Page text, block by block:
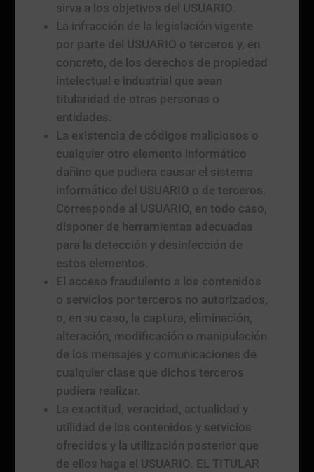
sirva a los objetivos del USUARIO.
La infracción de la legislación vigente
por parte del USUARIO o terceros y, en
concreto, de los derechos de propiedad
intelectual e industrial que sean
titularidad de otras personas o
entidades.
La existencia de códigos maliciosos o
cualquier otro elemento informático
dañino que pudiera causar el sistema
informático del USUARIO o de terceros.
Corresponde al USUARIO, en todo caso,
disponer de herramientas adecuadas
para la detección y desinfección de
estos elementos.
El acceso fraudulento a los contenidos
o servicios por terceros no autorizados,
o, en su caso, la captura, eliminación,
alteración, modificación o manipulación
de los mensajes y comunicaciones de
cualquier clase que dichos terceros
pudiera realizar.
La exactitud, veracidad, actualidad y
utilidad de los contenidos y servicios
ofrecidos y la utilización posterior que
de ellos haga el USUARIO. EL TITULAR